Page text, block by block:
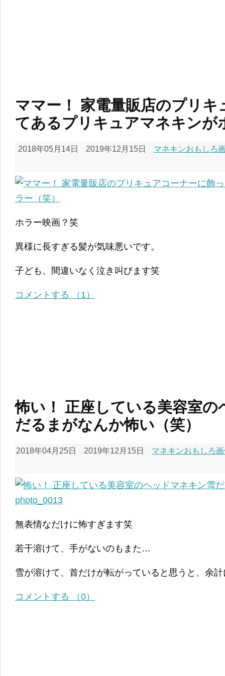
ママー！ 家電量販店のプリ
てあるプリキュアマネキンが
2018年05月14日 2019年12月15日 マネキンおもしろ画
ホラー映画？笑
異様に長すぎる髪が気味悪いです。
子ども、間違いなく泣き叫びます笑
コメントする （1）
怖い！ 正座している美容室の
だるまがなんか怖い（笑）
2018年04月25日 2019年12月15日 マネキンおもしろ画
無表情なだけに怖すぎます笑
若干溶けて、手がないのもまた…
雪が溶けて、首だけが転がっていると思うと、余
コメントする （0）